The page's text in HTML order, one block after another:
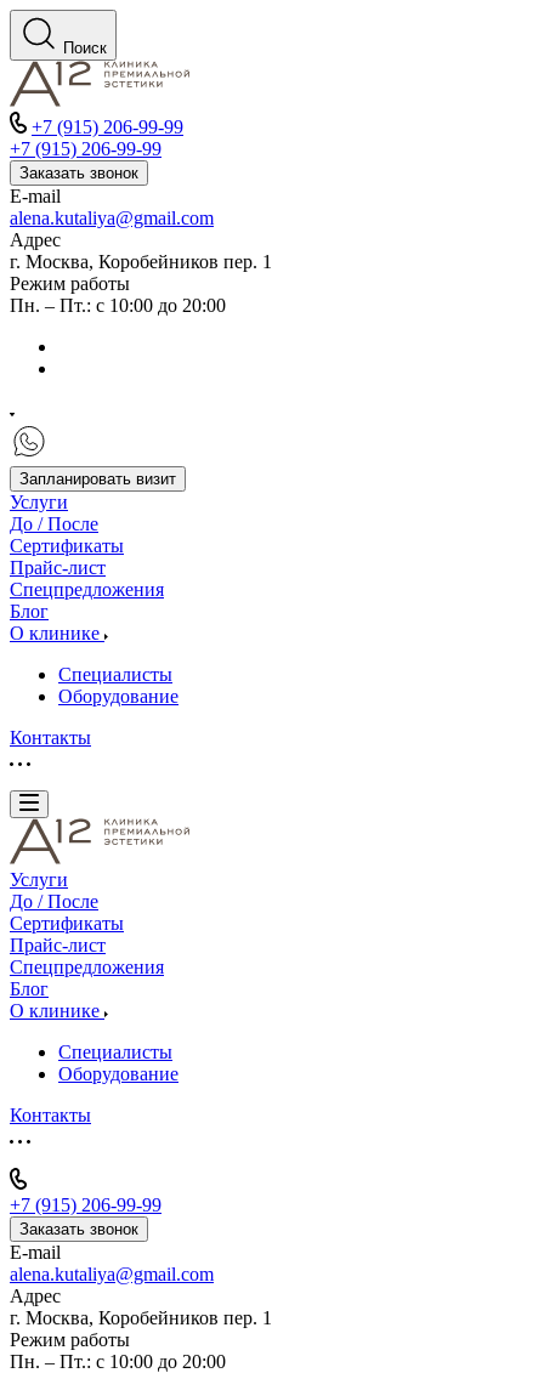
Поиск
+7 (915) 206-99-99
+7 (915) 206-99-99
Заказать звонок
E-mail
alena.kutaliya@gmail.com
Адрес
г. Москва, Коробейников пер. 1
Режим работы
Пн. – Пт.: с 10:00 до 20:00
Запланировать визит
Услуги
До / После
Сертификаты
Прайс-лист
Спецпредложения
Блог
О клинике
Специалисты
Оборудование
Контакты
Услуги
До / После
Сертификаты
Прайс-лист
Спецпредложения
Блог
О клинике
Специалисты
Оборудование
Контакты
+7 (915) 206-99-99
Заказать звонок
E-mail
alena.kutaliya@gmail.com
Адрес
г. Москва, Коробейников пер. 1
Режим работы
Пн. – Пт.: с 10:00 до 20:00